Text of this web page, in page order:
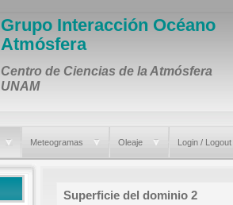
Grupo Interacción Océano
Atmósfera
Centro de Ciencias de la Atmósfera
UNAM
Meteogramas Oleaje Login / Logout
Superficie del dominio 2